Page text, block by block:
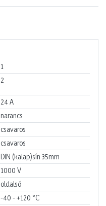
1
2
24A
narancs
csavaros
csavaros
DIN (kalap)sín 35mm
1000 V
oldalsó
-40 - +120 °C